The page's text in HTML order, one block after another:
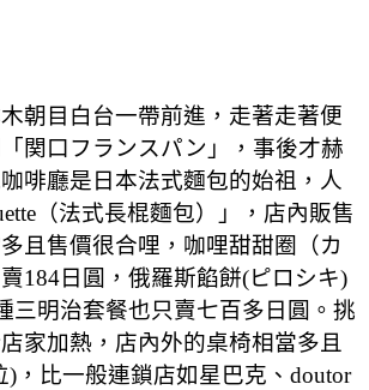
朝目白台一帶前進，走著走著便
関口フランスパン」，事後才赫
啡廳是日本法式麵包的始祖，人
（法式長棍麵包）」，店內販售
且售價很合哩，咖哩甜甜圈（カ
184日圓，俄羅斯餡餅(ピロシキ)
三明治套餐也只賣七百多日圓。挑
家加熱，店內外的桌椅相當多且
) ，比一般連鎖店如星巴克、 doutor